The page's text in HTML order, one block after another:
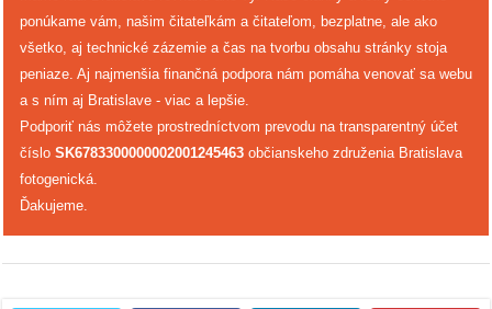
autorské
ponúkame vám, našim čitateľkám a čitateľom, bezplatne, ale ako
všetko, aj technické zázemie a čas na tvorbu obsahu stránky stoja
peniaze. Aj najmenšia finančná podpora nám pomáha venovať sa webu
a s ním aj Bratislave - viac a lepšie.
Podporiť nás môžete prostredníctvom prevodu na transparentný účet
číslo SK6783300000002001245463 občianskeho združenia Bratislava
fotogenická.
Ďakujeme.